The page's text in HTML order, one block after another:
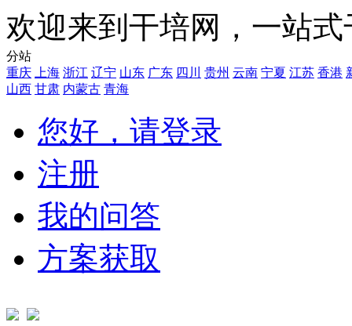
欢迎来到干培网，一站
分站
重庆
上海 浙江 辽宁 山东 广东 四川 贵州 云南 宁夏 江苏 香港
山西 甘肃 内蒙古 青海
您好，请登录
注册
我的问答
方案获取